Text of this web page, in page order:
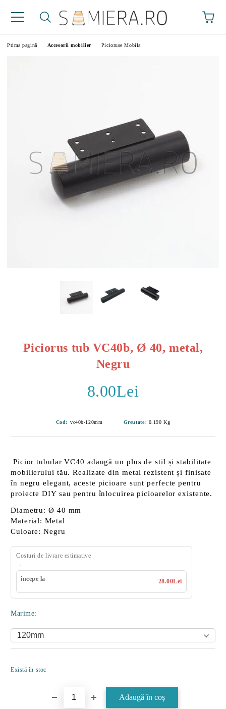
Prima pagină Accesorii mobilier Picioruse Mobila
Piciorus tub VC40b, Ø 40, metal,
Negru
8.00Lei
Cod: vc40b-120mm Greutate: 0.190 Kg
Picior tubular VC40 adaugă un plus de stil și stabilitate
mobilierului tău. Realizate din metal rezistent și finisate
în negru elegant, aceste picioare sunt perfecte pentru
proiecte DIY sau pentru înlocuirea picioarelor existente.
Diametru: Ø 40 mm
Material: Metal
Culoare: Negru
Costuri de livrare estimative
începe la 28.00Lei
Marime:
Există în stoc